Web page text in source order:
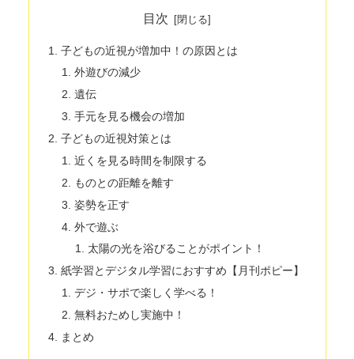
目次
子どもの近視が増加中！の原因とは
外遊びの減少
遺伝
手元を見る機会の増加
子どもの近視対策とは
近くを見る時間を制限する
ものとの距離を離す
姿勢を正す
外で遊ぶ
太陽の光を浴びることがポイント！
紙学習とデジタル学習におすすめ【月刊ポピー】
デジ・サポで楽しく学べる！
無料おためし実施中！
まとめ